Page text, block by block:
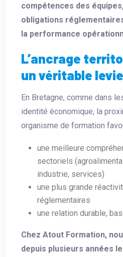
compétences des
obligations
la performance
L’ancrage
un véritable
En Bretagne, comme dans
identité économique, la
organisme de formation
une meilleure
sectoriels
industrie, services)
une plus grande
réglementaires
une relation durable,
Chez Atout Formation,
depuis plusieurs années